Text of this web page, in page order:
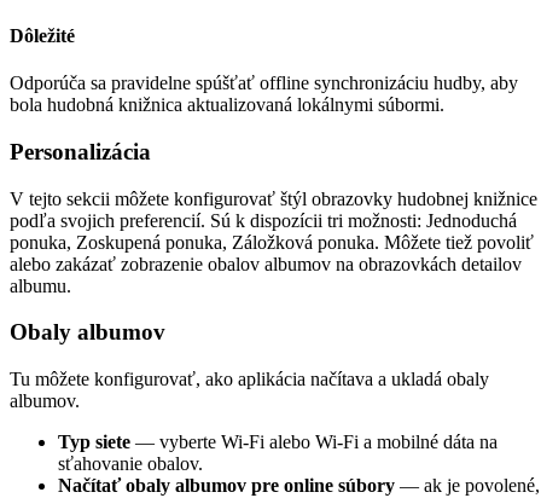
Dôležité
Odporúča sa pravidelne spúšťať offline synchronizáciu hudby, aby
bola hudobná knižnica aktualizovaná lokálnymi súbormi.
Personalizácia
V tejto sekcii môžete konfigurovať štýl obrazovky hudobnej knižnice
podľa svojich preferencií. Sú k dispozícii tri možnosti: Jednoduchá
ponuka, Zoskupená ponuka, Záložková ponuka. Môžete tiež povoliť
alebo zakázať zobrazenie obalov albumov na obrazovkách detailov
albumu.
Obaly albumov
Tu môžete konfigurovať, ako aplikácia načítava a ukladá obaly
albumov.
Typ siete — vyberte Wi-Fi alebo Wi-Fi a mobilné dáta na
sťahovanie obalov.
Načítať obaly albumov pre online súbory — ak je povolené,